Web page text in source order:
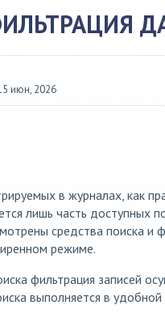
июн, 2026
в журналах, как
лишь часть доступных
средства поиска и
режиме.
фильтрация записей
выполняется в